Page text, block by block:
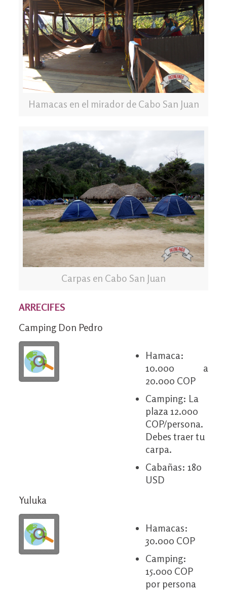
Hamacas en el mirador de Cabo San Juan
Carpas en Cabo San Juan
ARRECIFES
Camping Don Pedro
Hamaca:
10.000 a
20.000 COP
Camping: La
plaza 12.000
COP/persona.
Debes traer tu
carpa.
Cabañas: 180
USD
Yuluka
Hamacas:
30.000 COP
Camping:
15.000 COP
por persona